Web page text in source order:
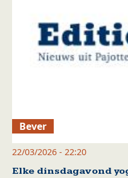
Bever
22/03/2026 - 22:20
Elke dinsdagavond